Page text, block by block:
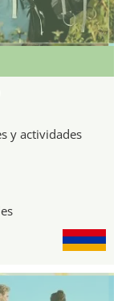
y actividades